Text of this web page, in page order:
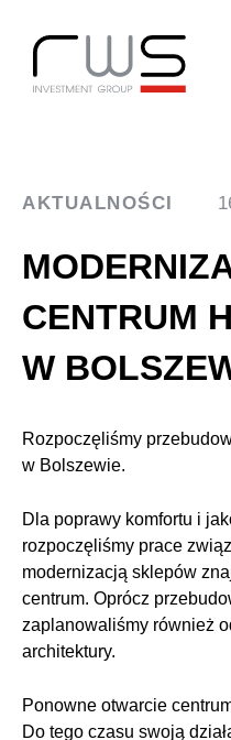
AKTUALNOŚCI
CENTRUM
W
Rozpoczęliśmy
w Bolszewie.
Dla poprawy komfortu i
rozpoczęliśmy prace
modernizacją sklepów
centrum. Oprócz
zaplanowaliśmy również
architektury.
Ponowne otwarcie
Do tego czasu swoją